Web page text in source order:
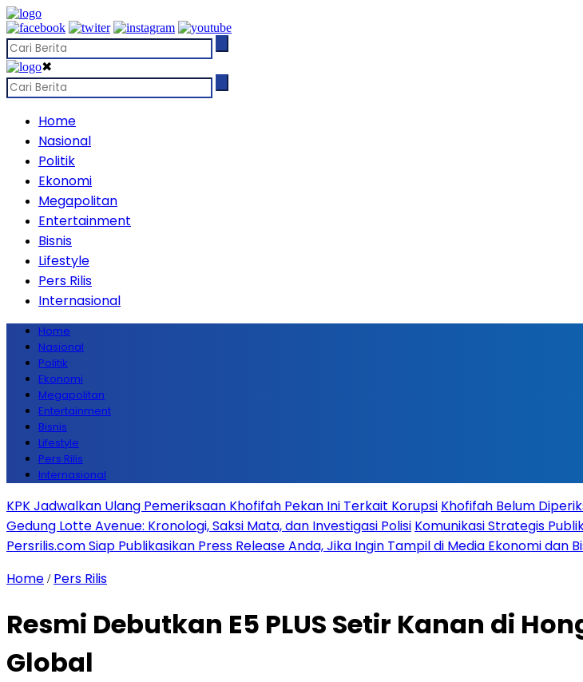
✖
Home
Nasional
Politik
Ekonomi
Megapolitan
Entertainment
Bisnis
Lifestyle
Pers Rilis
Internasional
Home
Nasional
Politik
Ekonomi
Megapolitan
Entertainment
Bisnis
Lifestyle
Pers Rilis
Internasional
KPK Jadwalkan Ulang Pemeriksaan Khofifah Pekan Ini Terkait Korupsi Khofifah Belum
Gedung Lotte Avenue: Kronologi, Saksi Mata, dan Investigasi Polisi Komunikasi Strategis
Persrilis.com Siap Publikasikan Press Release Anda, Jika Ingin Tampil di Media Ekonomi dan
Home / Pers Rilis
Resmi Debutkan E5 PLUS Setir Kanan di
Global